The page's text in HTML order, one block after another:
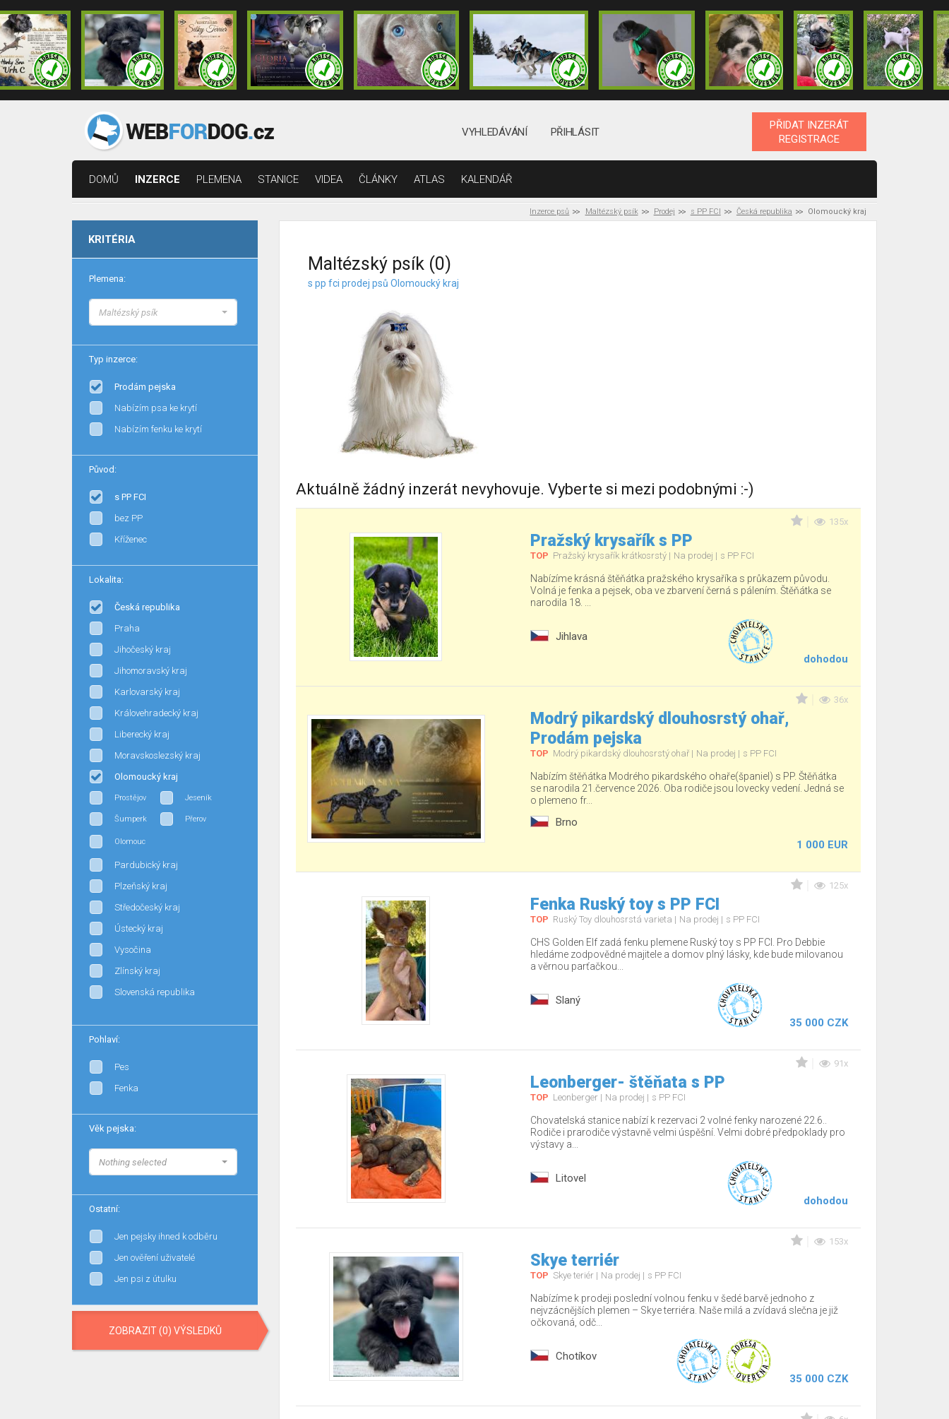
VYHLEDÁVÁNÍ PŘIHLÁSIT
PŘIDAT INZERÁT
REGISTRACE
DOMŮ INZERCE PLEMENA STANICE VIDEA ČLÁNKY ATLAS KALENDÁŘ
Inzerce psů Maltézský psík Prodej s PP FCI Česká republika Olomoucký kraj
KRITÉRIA
Plemena:
Maltézský psík
Typ inzerce:
Prodám pejska
Nabízím psa ke krytí
Nabízím fenku ke krytí
Původ:
s PP FCI
bez PP
Kříženec
Lokalita:
Česká republika
Praha
Jihočeský kraj
Jihomoravský kraj
Karlovarský kraj
Královehradecký kraj
Liberecký kraj
Moravskoslezský kraj
Olomoucký kraj
Prostějov Jeseník
Šumperk Přerov
Olomouc
Pardubický kraj
Plzeňský kraj
Středočeský kraj
Ústecký kraj
Vysočina
Zlínský kraj
Slovenská republika
Pohlaví:
Pes
Fenka
Věk pejska:
Nothing selected
Ostatní:
Jen pejsky ihned k odběru
Jen ověření uživatelé
Jen psi z útulku
ZOBRAZIT (0) VÝSLEDKŮ
Maltézský psík (0)
s pp fci prodej psů Olomoucký kraj
Aktuálně žádný inzerát nevyhovuje. Vyberte si mezi podobnými :-)
135x
Pražský krysařík s PP
TOP Pražský krysařík krátkosrstý Na prodej s PP FCI
Nabízíme krásná štěňátka pražského krysaříka s průkazem původu.
Volná je fenka a pejsek, oba ve zbarvení černá s pálením. Štěňátka se
narodila 18. ...
Jihlava
dohodou
36x
Modrý pikardský dlouhosrstý ohař,
Prodám pejska
TOP Modrý pikardský dlouhosrstý ohař Na prodej s PP FCI
Nabízím štěňátka Modrého pikardského ohaře(španiel) s PP. Štěňátka
se narodila 21.července 2026. Oba rodiče jsou lovecky vedení. Jedná se
o plemeno fr...
Brno
1 000 EUR
125x
Fenka Ruský toy s PP FCI
TOP Ruský Toy dlouhosrstá varieta Na prodej s PP FCI
CHS Golden Elf zadá fenku plemene Ruský toy s PP FCI. Pro Debbie
hledáme zodpovědné majitele a domov plný lásky, kde bude milovanou
a věrnou parťačkou...
Slaný
35 000 CZK
91x
Leonberger- štěňata s PP
TOP Leonberger Na prodej s PP FCI
Chovatelská stanice nabízí k rezervaci 2 volné fenky narozené 22.6..
Rodiče i prarodiče výstavně velmi úspěšní. Velmi dobré předpoklady pro
výstavy a...
Litovel
dohodou
153x
Skye terriér
TOP Skye teriér Na prodej s PP FCI
Nabízíme k prodeji poslední volnou fenku v šedé barvě jednoho z
nejvzácnějších plemen – Skye terriéra. Naše milá a zvídavá slečna je již
očkovaná, odč...
Chotíkov
35 000 CZK